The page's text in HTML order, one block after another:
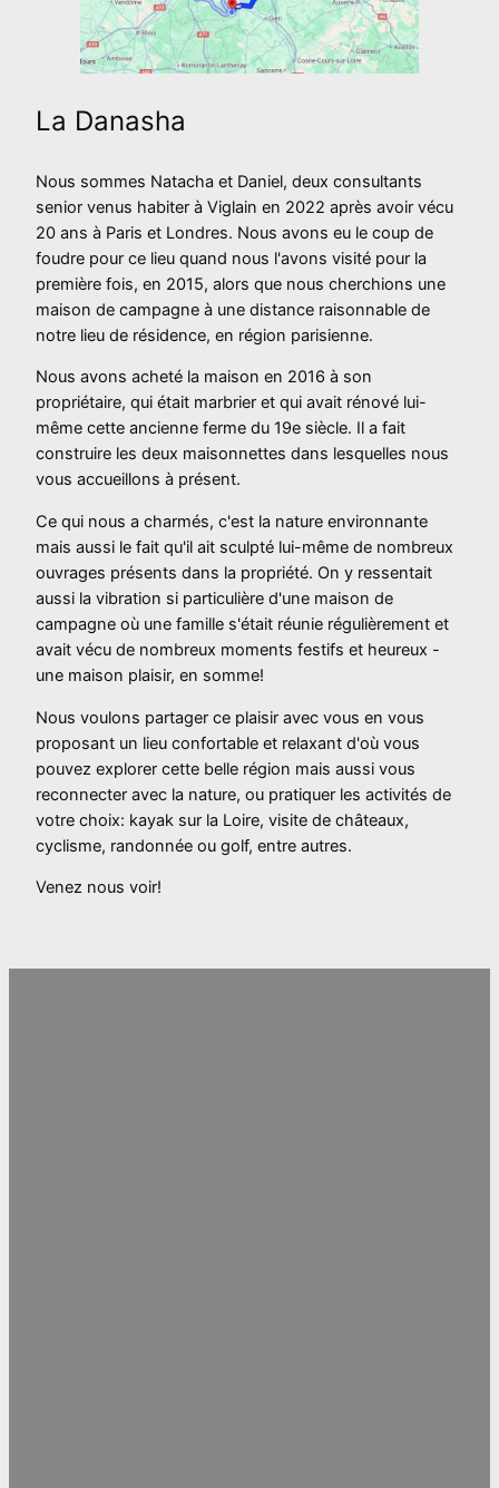
La Danasha
Nous sommes Natacha et Daniel, deux consultants
senior venus habiter à Viglain en 2022 après avoir vécu
20 ans à Paris et Londres. Nous avons eu le coup de
foudre pour ce lieu quand nous l'avons visité pour la
première fois, en 2015, alors que nous cherchions une
maison de campagne à une distance raisonnable de
notre lieu de résidence, en région parisienne.
Nous avons acheté la maison en 2016 à son
propriétaire, qui était marbrier et qui avait rénové lui-
même cette ancienne ferme du 19e siècle. Il a fait
construire les deux maisonnettes dans lesquelles nous
vous accueillons à présent.
Ce qui nous a charmés, c'est la nature environnante
mais aussi le fait qu'il ait sculpté lui-même de nombreux
ouvrages présents dans la propriété. On y ressentait
aussi la vibration si particulière d'une maison de
campagne où une famille s'était réunie régulièrement et
avait vécu de nombreux moments festifs et heureux -
une maison plaisir, en somme!
Nous voulons partager ce plaisir avec vous en vous
proposant un lieu confortable et relaxant d'où vous
pouvez explorer cette belle région mais aussi vous
reconnecter avec la nature, ou pratiquer les activités de
votre choix: kayak sur la Loire, visite de châteaux,
cyclisme, randonnée ou golf, entre autres.
Venez nous voir!